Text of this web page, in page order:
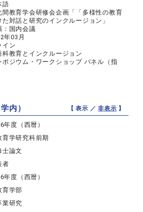
語
間教育学会研修会企画「「多様性の教育
対話と研究のインクルージョン」
国内会議
年03月
イン
科教育とインクルージョン
ポジウム・ワークショップ パネル（指
内） 【 表示 ／非表示 】
年度（西暦）
育学研究科前期
士論文
者
年度（西暦）
育学部
業研究